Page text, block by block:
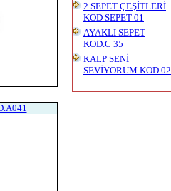
2 SEPET ÇEŞİTLERİ
KOD SEPET 01
AYAKLI SEPET
KOD.C 35
KALP SENİ
SEVİYORUM KOD 02